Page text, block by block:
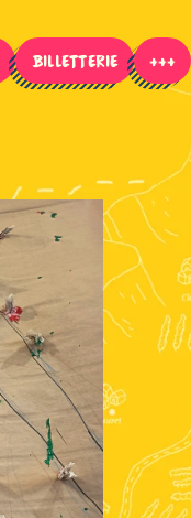
BILLETTERIE +++